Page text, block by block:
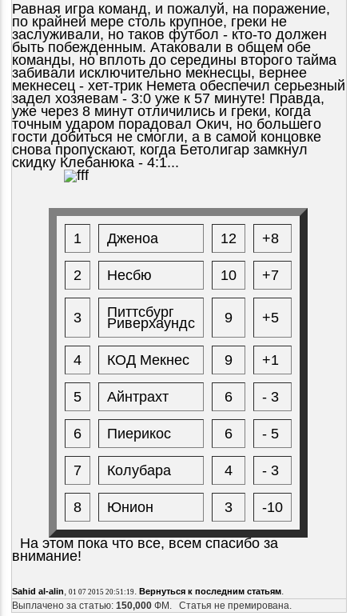
Равная игра команд, и пожалуй, на поражение,
по крайней мере столь крупное, греки не
заслуживали, но таков футбол - кто-то должен
быть побежденным. Атаковали в общем обе
команды, но вплоть до середины второго тайма
забивали исключительно мекнесцы, вернее
мекнесец - хет-трик Немета обеспечил серьезный
задел хозяевам - 3:0 уже к 57 минуте! Правда,
уже через 8 минут отличились и греки, когда
точным ударом порадовал Окич, но большего
гости добиться не смогли, а в самой концовке
снова пропускают, когда Бетолигар замкнул
скидку Клебанюка - 4:1...
1 Дженоа 12 +8
2 Несбю 10 +7
3 Питтсбург
Риверхаундс 9 +5
4 КОД Мекнес 9 +1
5 Айнтрахт 6 - 3
6 Пиерикос 6 - 5
7 Колубара 4 - 3
8 Юнион 3 -10
На этом пока что все, всем спасибо за
внимание!
Sahid al-alin, 01 07 2015 20:51:19. Вернуться к последним статьям.
Выплачено за статью: 150,000ФМ. Статья не премирована.